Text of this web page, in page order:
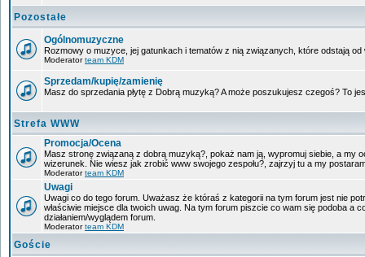
Pozostałe
Ogólnomuzyczne
Rozmowy o muzyce, jej gatunkach i tematów z nią związanych, które odstają od
Moderatorteam KDM
Sprzedam/kupię/zamienię
Masz do sprzedania płytę z Dobrą muzyką? A może poszukujesz czegoś? To
Strefa WWW
Promocja/Ocena
Masz stronę związaną z dobrą muzyką?, pokaż nam ją, wypromuj siebie, a my
wizerunek. Nie wiesz jak zrobić www swojego zespołu?, zajrzyj tu a my
Moderatorteam KDM
Uwagi
Uwagi co do tego forum. Uważasz że któraś z kategorii na tym forum jest nie
właściwie miejsce dla twoich uwag. Na tym forum piszcie co wam się podoba a
działaniem/wyglądem forum.
Moderatorteam KDM
Goście